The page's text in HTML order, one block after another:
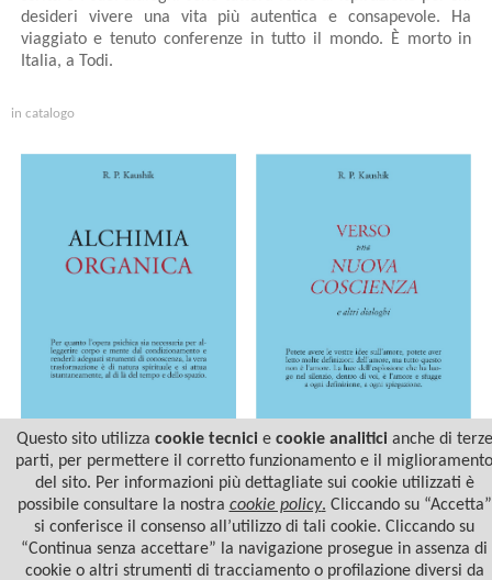
desideri vivere una vita più autentica e consapevole. Ha
viaggiato e tenuto conferenze in tutto il mondo. È morto in
Italia, a Todi.
in catalogo
ALCHIMIA ORGANICA
VERSO UNA NUOVA
COSCIENZA
Questo sito utilizza cookie tecnicie cookie analiticianche di terze
parti, per permettere il corretto funzionamento e il miglioramento
del sito. Per informazioni più dettagliate sui cookie utilizzati è
possibile consultare la nostra cookie policy. Cliccando su “Accetta”
si conferisce il consenso all’utilizzo di tali cookie. Cliccando su
“Continua senza accettare” la navigazione prosegue in assenza di
cookie o altri strumenti di tracciamento o profilazione diversi da